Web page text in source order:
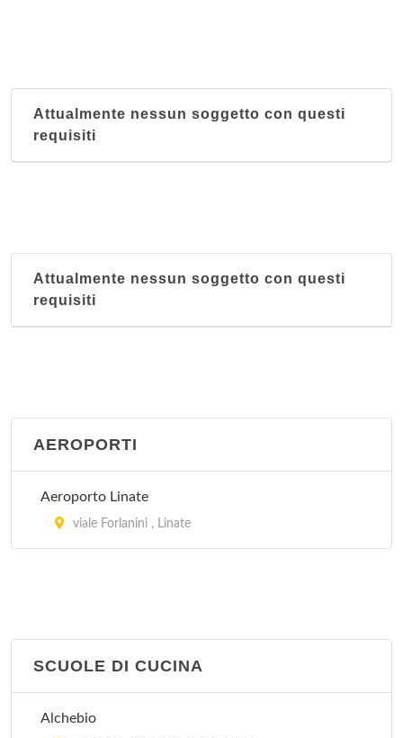
Attualmente nessun soggetto con questi
requisiti
Attualmente nessun soggetto con questi
requisiti
AEROPORTI
Aeroporto Linate
viale Forlanini , Linate
SCUOLE DI CUCINA
Alchebio